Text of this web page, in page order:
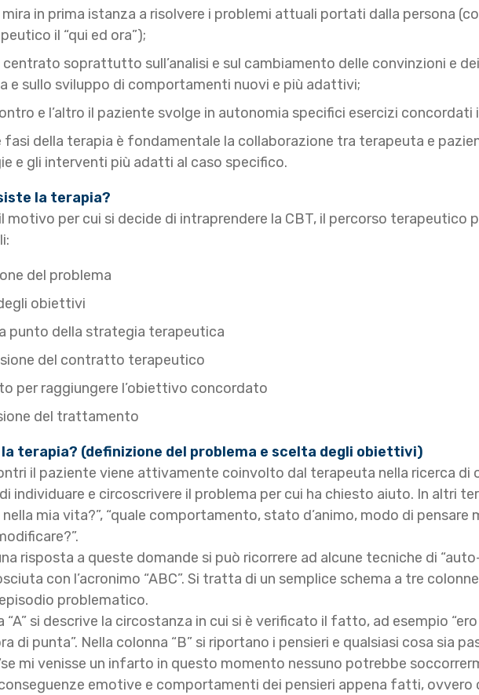
in prima istanza a risolvere i problemi attuali portati dalla persona
il “qui ed ora”);
centrato soprattutto sull’analisi e sul cambiamento delle convinzioni e
e sullo sviluppo di comportamenti nuovi e più adattivi;
e l’altro il paziente svolge in autonomia specifici esercizi
della terapia è fondamentale la collaborazione tra terapeuta e
e gli interventi più adatti al caso specifico.
la terapia?
motivo per cui si decide di intraprendere la CBT, il percorso terapeutico
del problema
obiettivi
punto della strategia terapeutica
del contratto terapeutico
per raggiungere l’obiettivo concordato
del trattamento
la terapia? (definizione del problema e scelta degli obiettivi)
il paziente viene attivamente coinvolto dal terapeuta nella ricerca di
individuare e circoscrivere il problema per cui ha chiesto aiuto. In altri
nella mia vita?”, “quale comportamento, stato d’animo, modo di
risposta a queste domande si può ricorrere ad alcune tecniche di
con l’acronimo “ABC”. Si tratta di un semplice schema a tre
problematico.
“A” si descrive la circostanza in cui si è verificato il fatto, ad esempio
di punta”. Nella colonna “B” si riportano i pensieri e qualsiasi cosa sia
mi venisse un infarto in questo momento nessuno potrebbe
emotive e comportamenti dei pensieri appena fatti, ovvero